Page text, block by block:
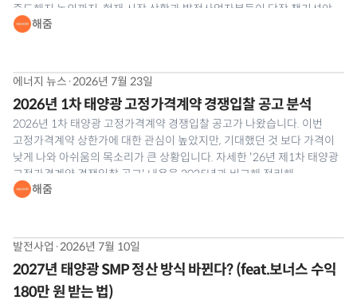
중도해지 논의까지. 현재 시장 상황과 발전사업자분들이 당장 챙기셔야
할 실무 대응 전략을 해줌이 정리해 드립니다. 📰 2026년 7월 태양광
해줌
에너지 뉴스 ·2026년 7월 23일
2026년 1차 태양광 고정가격계약 경쟁입찰 공고 분석
2026년 1차 태양광 고정가격계약 경쟁입찰 공고가 나왔습니다. 이번
고정가격계약 상한가에 대한 관심이 높았지만, 기대했던 것 보다 가격이
낮게 나와 아쉬움의 목소리가 큰 상황입니다. 자세한 '26년 제1차 태양광
고정가격계약 경쟁입찰 공고' 내용을 2025년과 비교해 정리해
드리겠습니다. ⚡한국에너지공단에서 2026년 7월 16일 발표한 [2026년
해줌
발전사업 ·2026년 7월 10일
2027년 태양광 SMP 정산 방식 바뀐다? (feat.보너스 수익
180만 원 받는 법)